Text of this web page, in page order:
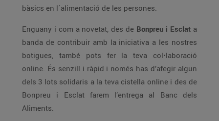
bàsics en l´alimentació de les persones.
Enguany i com a novetat, des de Bonpreu i Esclat a
banda de contribuir amb la iniciativa a les nostres
botigues, també pots fer la teva col•laboració
online. És senzill i ràpid i només has d’afegir algun
dels 3 lots solidaris a la teva cistella online i des de
Bonpreu i Esclat farem l’entrega al Banc dels
Aliments.